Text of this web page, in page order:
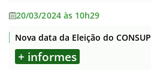
20/03/2024 às 10h29
Nova data da Eleição do CONSUP
+ informes